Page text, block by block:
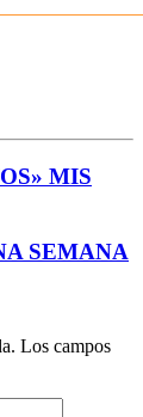
MIS
SEMANA
Los campos